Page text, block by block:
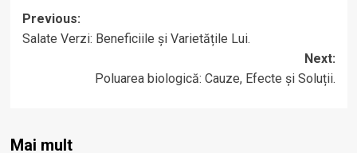
Post
navigation
Previous:
Salate Verzi: Beneficiile și Varietățile Lui.
Next:
Poluarea biologică: Cauze, Efecte și Soluții.
Mai mult